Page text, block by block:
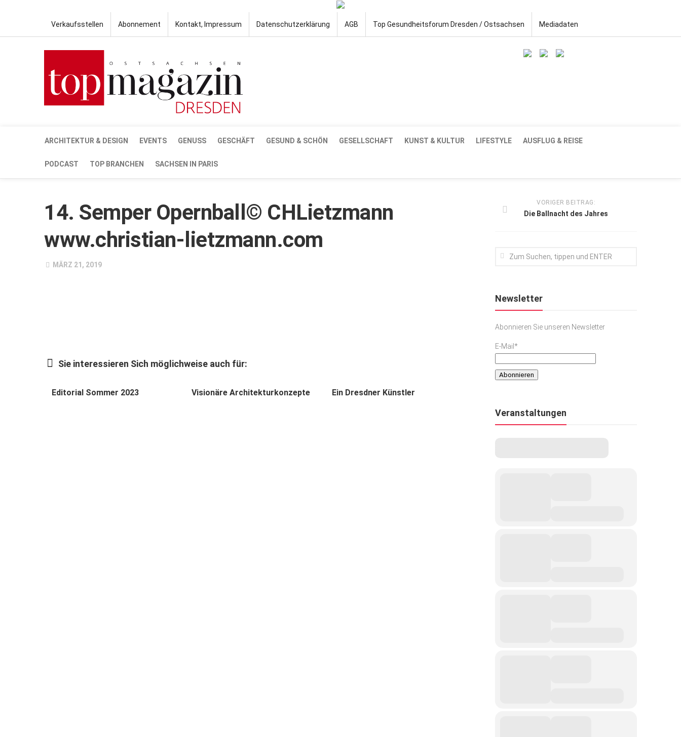
Verkaufsstellen Abonnement Kontakt, Impressum Datenschutzerklärung AGB Top Gesundheitsforum Dresden / Ostsachsen Mediadaten
ARCHITEKTUR & DESIGN EVENTS GENUSS GESCHÄFT GESUND & SCHÖN GESELLSCHAFT KUNST & KULTUR LIFESTYLE AUSFLUG & REISE
PODCAST TOP BRANCHEN SACHSEN IN PARIS
14. Semper Opernball© CHLietzmann
www.christian-lietzmann.com
MÄRZ 21, 2019
Sie interessieren Sich möglichweise auch für:
Editorial Sommer 2023 Visionäre Architekturkonzepte Ein Dresdner Künstler
VORIGER BEITRAG:
Die Ballnacht des Jahres
Newsletter
Abonnieren Sie unseren Newsletter
E-Mail*
Veranstaltungen